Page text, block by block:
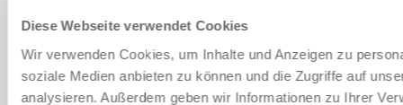
Diese Webseite verwendet Cookies
Wir verwenden Cookies, um Inhalte und Anzeigen zu
soziale Medien anbieten zu können und die Zugriffe auf
analysieren. Außerdem geben wir Informationen zu Ihrer
PDF-Datenblatt